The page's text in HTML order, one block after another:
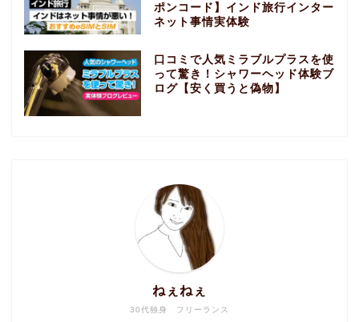
ポンコード】インド旅行インター
ネット事情実体験
口コミで人気ミラブルプラスを使
って驚き！シャワーヘッド体験ブ
ログ【安く買うと偽物】
30代独身 フリーランス
ねぇねぇ